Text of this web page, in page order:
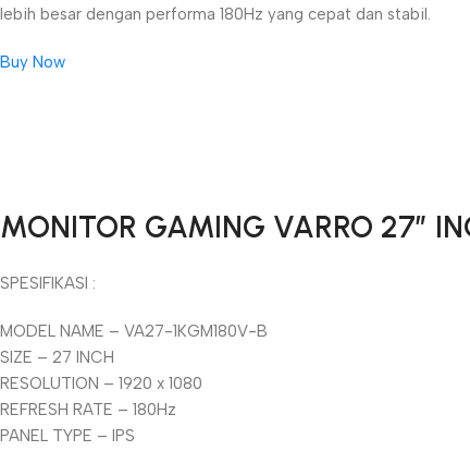
lebih besar dengan performa 180Hz yang cepat dan stabil.
Buy Now
Black Friday Blowout!
MONITOR GAMING VARRO 27″
SPESIFIKASI :
MODEL NAME – VA27-1KGM180V-B
SIZE – 27 INCH
RESOLUTION – 1920 x 1080
REFRESH RATE – 180Hz
PANEL TYPE – IPS